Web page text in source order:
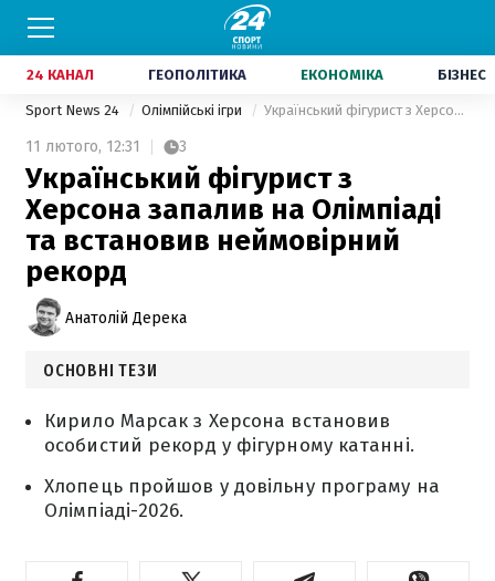
24 КАНАЛ ГЕОПОЛІТИКА ЕКОНОМІКА БІЗНЕС
Sport News 24 Олімпійські ігри Український фігурист з Херсона запалив на Олімпіаді та встановив неймовірний рекорд
11 лютого, 12:31 3
Український фігурист з
Херсона запалив на Олімпіаді
та встановив неймовірний
рекорд
Анатолій Дерека
ОСНОВНІ ТЕЗИ
Кирило Марсак з Херсона встановив
особистий рекорд у фігурному катанні.
Хлопець пройшов у довільну програму на
Олімпіаді-2026.